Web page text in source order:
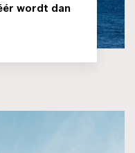
wordt dan